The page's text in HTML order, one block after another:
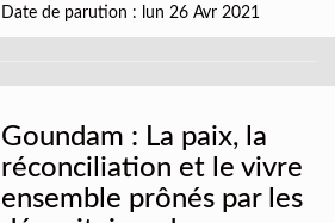
Date de parution : lun 26 Avr 2021
Goundam : La paix, la
réconciliation et le vivre
ensemble prônés par les